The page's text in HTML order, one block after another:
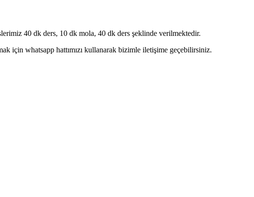
40 dk ders, 10 dk mola, 40 dk ders şeklinde verilmektedir.
için whatsapp hattımızı kullanarak bizimle iletişime geçebilirsiniz.